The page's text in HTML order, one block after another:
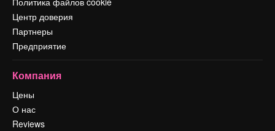
Центр доверия
Партнеры
Предприятие
Компания
Цены
О нас
Reviews